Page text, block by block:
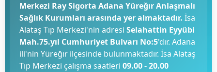
Merkezi Ray Sigorta Adana Yüreğır Anlaşmalı
Sağlık Kurumları arasında yer almaktadır. İsa
Alataş Tıp Merkezi'nin adresi Selahattin Eyyübi
Mah.75.yıl Cumhuriyet Bulvarı No:5'dır. Adana
ili'nin Yüreğır ilçesinde bulunmaktadır. İsa Alataş
Tıp Merkezi çalışma saatleri 09.00 - 20.00